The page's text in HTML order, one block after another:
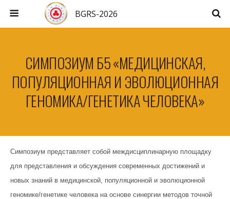
BGRS-2026
СИМПОЗИУМ Б5 «МЕДИЦИНСКАЯ,
ПОПУЛЯЦИОННАЯ И ЭВОЛЮЦИОННАЯ
ГЕНОМИКА/ГЕНЕТИКА ЧЕЛОВЕКА»
Симпозиум представляет собой междисциплинарную площадку
для представления и обсуждения современных достижений и
новых знаний в медицинской, популяционной и эволюционной
геномике/генетике человека на основе синергии методов точной